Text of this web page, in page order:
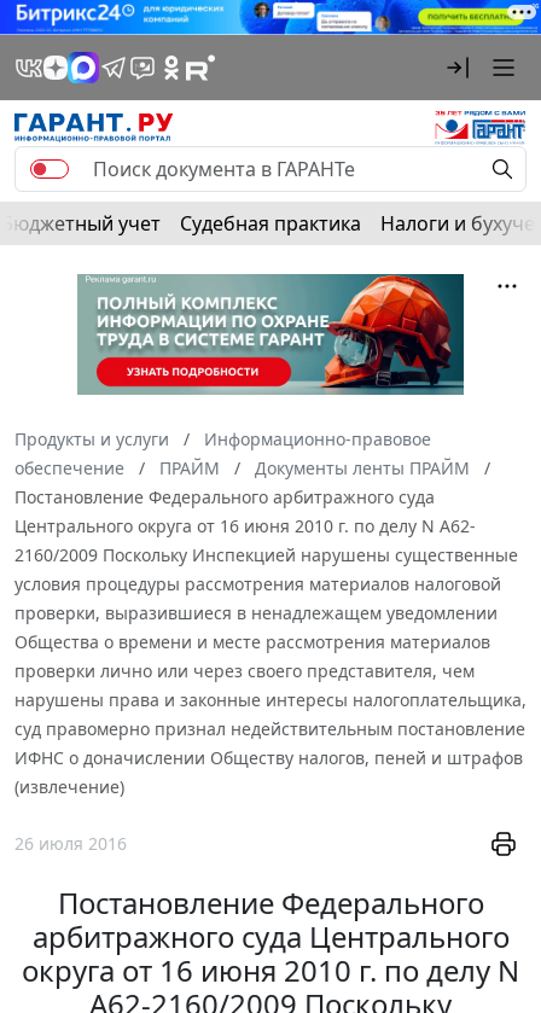
Бюджетный учет Судебная практика Налоги и
Продукты и услуги
Информационно-правовое
обеспечение
ПРАЙМ
Документы ленты ПРАЙМ
Постановление Федерального арбитражного суда
Центрального округа от 16 июня 2010 г. по делу N А62-
2160/2009 Поскольку Инспекцией нарушены существенные
условия процедуры рассмотрения материалов налоговой
проверки, выразившиеся в ненадлежащем уведомлении
Общества о времени и месте рассмотрения материалов
проверки лично или через своего представителя, чем
нарушены права и законные интересы налогоплательщика,
суд правомерно признал недействительным постановление
ИФНС о доначислении Обществу налогов, пеней и штрафов
(извлечение)
26 июля 2016
Постановление Федерального
арбитражного суда Центрального
округа от 16 июня 2010 г. по делу N
А62-2160/2009 Поскольку